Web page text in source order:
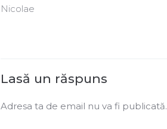
Nicolae
Lasă un răspuns
Adresa ta de email nu va fi publicată.